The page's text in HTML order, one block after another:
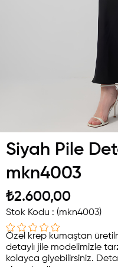
Siyah Pile
mkn4003
₺2.600,00
Stok Kodu (mkn4003)
Özel krep kumaştan
detaylı jile modelimizle
kolayca giyebilirsiniz.